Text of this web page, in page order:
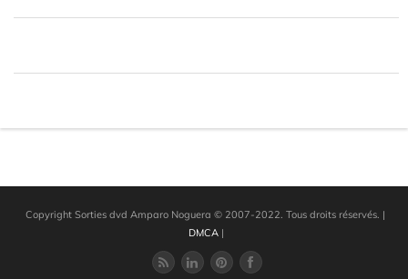
Copyright Sorties dvd Amparo Noguera © 2007-2022. Tous droits réservés. |
DMCA |